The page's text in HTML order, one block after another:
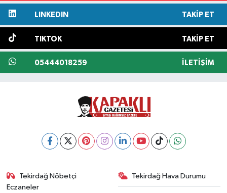
LINKEDIN TAKIP ET
TIKTOK TAKIP ET
05444018259 İLETIŞIM
Tekirdağ Nöbetçi
Eczaneler
Tekirdağ Hava Durumu